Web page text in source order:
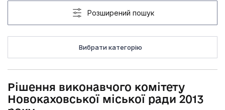
Розширений пошук
Вибрати категорію
Рішення виконавчого комітету
Новокаховської міської ради 2013